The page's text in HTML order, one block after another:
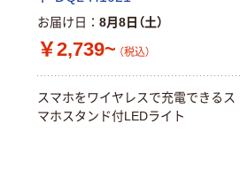
お届け日 8月8日（土）
￥2,739~ （税込）
スマホをワイヤレスで充電できるス
マホスタンド付LEDライト